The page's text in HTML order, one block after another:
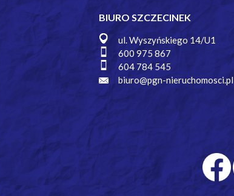
BIURO SZCZECINEK
ul. Wyszyńskiego 14/U1
600 975 867
604 784 545
biuro@pgn-nieruchomosci.pl